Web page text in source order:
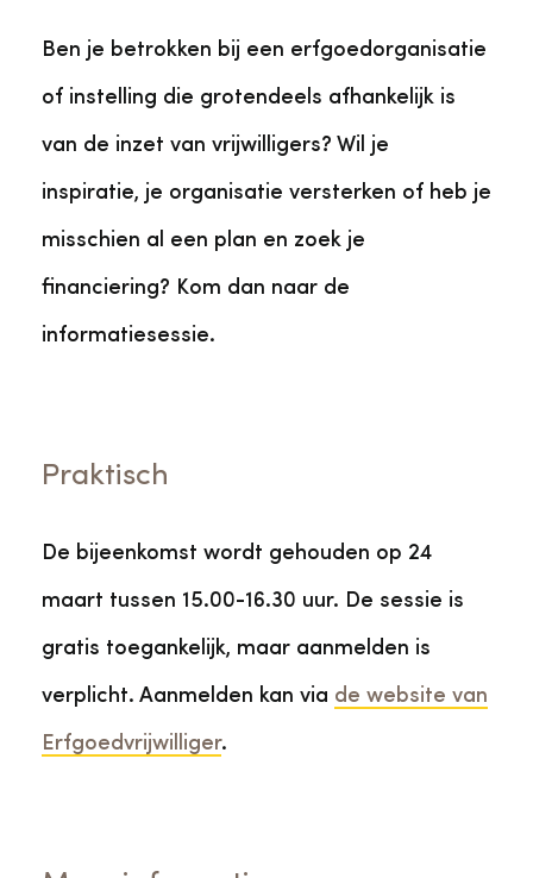
Ben je betrokken bij een erfgoedorganisatie
of instelling die grotendeels afhankelijk is
van de inzet van vrijwilligers? Wil je
inspiratie, je organisatie versterken of heb je
misschien al een plan en zoek je
financiering? Kom dan naar de
informatiesessie.
Praktisch
De bijeenkomst wordt gehouden op 24
maart tussen 15.00-16.30 uur. De sessie is
gratis toegankelijk, maar aanmelden is
verplicht. Aanmelden kan via de website van
Erfgoedvrijwilliger.